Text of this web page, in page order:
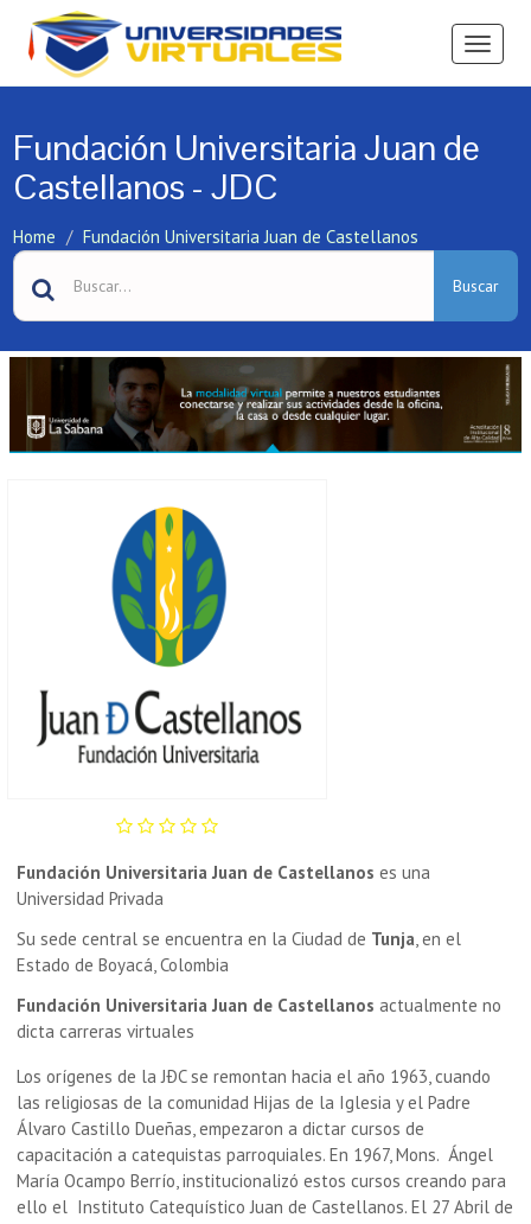
Ver
Fundación Universitaria Juan de
Castellanos - JDC
Home Fundación Universitaria Juan de Castellanos
Buscar
Fundación Universitaria Juan de Castellanos es una
Universidad Privada
Su sede central se encuentra en la Ciudad de Tunja, en el
Estado de Boyacá, Colombia
Fundación Universitaria Juan de Castellanos actualmente no
dicta carreras virtuales
Los orígenes de la JÐC se remontan hacia el año 1963, cuando
las religiosas de la comunidad Hijas de la Iglesia y el Padre
Álvaro Castillo Dueñas, empezaron a dictar cursos de
capacitación a catequistas parroquiales. En 1967, Mons. Ángel
María Ocampo Berrío, institucionalizó estos cursos creando para
ello el Instituto Catequístico Juan de Castellanos. El 27 Abril de